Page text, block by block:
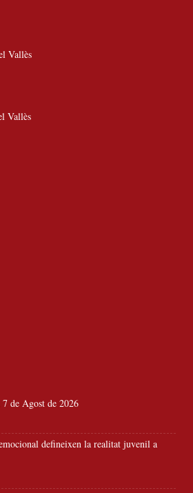
Vallès
Vallès
de Agost de 2026
defineixen la realitat juvenil a